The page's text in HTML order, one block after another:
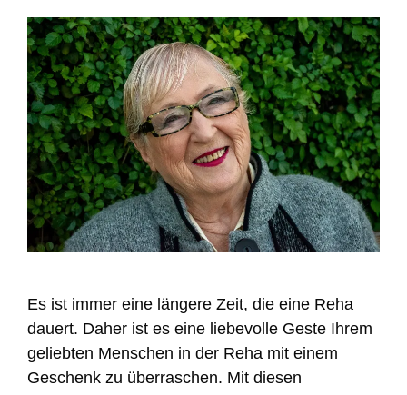
Es ist immer eine längere Zeit, die eine Reha
dauert. Daher ist es eine liebevolle Geste Ihrem
geliebten Menschen in der Reha mit einem
Geschenk zu überraschen. Mit diesen